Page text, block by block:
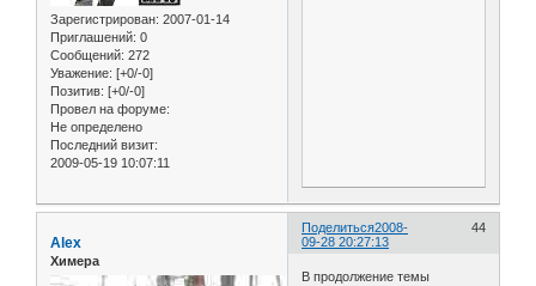
Зарегистрирован: 2007-01-14
Приглашений: 0
Сообщений: 272
Уважение: [+0/-0]
Позитив: [+0/-0]
Провел на форуме:
Не определено
Последний визит:
2009-05-19 10:07:11
Поделиться 44
2008-
09-28 20:27:13
Alex
Химера
В продолжение темы